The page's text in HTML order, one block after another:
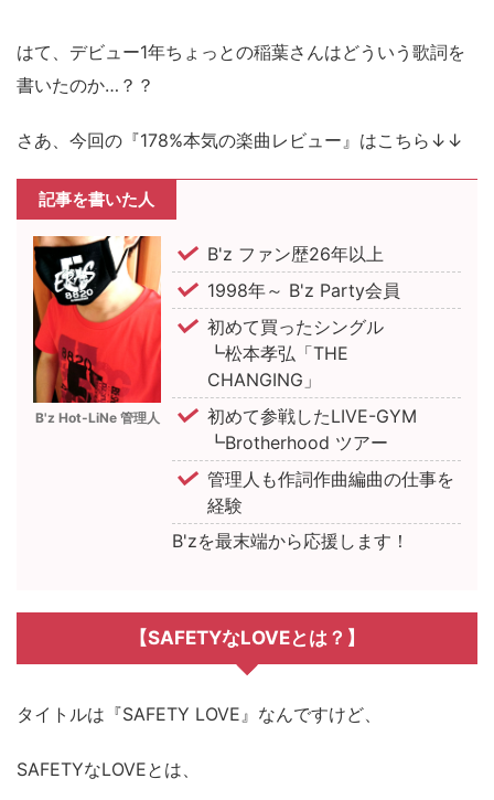
はて、デビュー1年ちょっとの稲葉さんはどういう歌詞を
書いたのか…？？
さあ、今回の『178%本気の楽曲レビュー』はこちら↓↓
記事を書いた人
B'z Hot-LiNe 管理人
B'z ファン歴26年以上
1998年～ B'z Party会員
初めて買ったシングル
┗松本孝弘「THE
CHANGING」
初めて参戦したLIVE-GYM
┗Brotherhood ツアー
管理人も作詞作曲編曲の仕事を
経験
B'zを最末端から応援します！
【SAFETYなLOVEとは？】
タイトルは『SAFETY LOVE』なんですけど、
SAFETYなLOVEとは、